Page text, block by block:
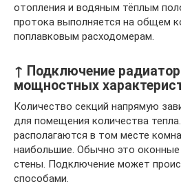
отопления и водяным тёплым
протока выполняется на общем
поплавковым расходомерам.
↑ Подключение
мощностных
Количество секций напрямую
для помещения количества
располагаются в том месте
наибольшие. Обычно это
стены. Подключение может
способами.